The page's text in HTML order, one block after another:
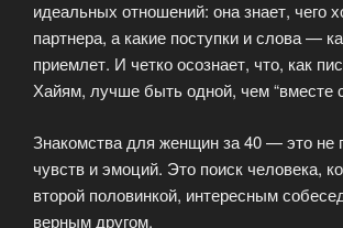
идеальных отношений: она знает, чего
партнера, а какие поступки и слова —
приемлет. И четко осознает, что, как
Хайям, лучше быть одной, чем “вместе
Знакомства для женщин за 40 — это не
чувств и эмоций. Это поиск человека,
второй половинкой, интересным
верным другом.